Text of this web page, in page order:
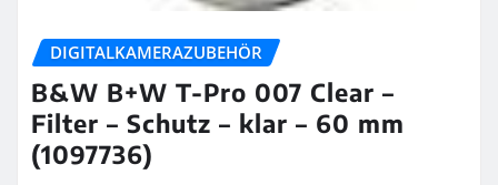
DIGITALKAMERAZUBEHÖR
B&W B+W T-Pro 007 Clear –
Filter – Schutz – klar – 60 mm
(1097736)